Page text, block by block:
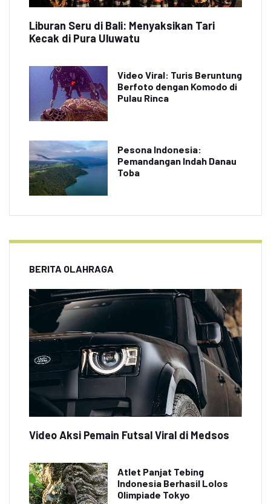
Liburan Seru di Bali: Menyaksikan Tari
Kecak di Pura Uluwatu
Video Viral: Turis Beruntung
Berfoto dengan Komodo di
Pulau Rinca
Pesona Indonesia:
Pemandangan Indah Danau
Toba
BERITA OLAHRAGA
Video Aksi Pemain Futsal Viral di Medsos
Atlet Panjat Tebing
Indonesia Berhasil Lolos
Olimpiade Tokyo